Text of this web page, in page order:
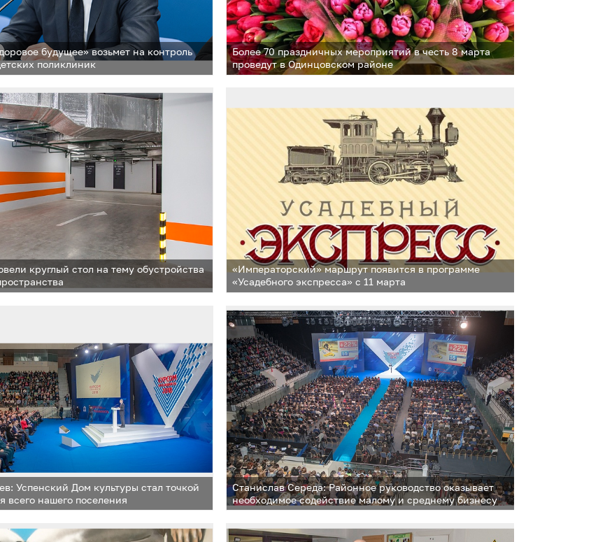
будущее» возьмет на контроль
поликлиник
Более 70 праздничных мероприятий в честь 8 марта
проведут в Одинцовском районе
круглый стол на тему обустройства
«Императорский» маршрут появится в программе
«Усадебного экспресса» с 11 марта
Успенский Дом культуры стал точкой
всего нашего поселения
Станислав Середа: Районное руководство оказывает
необходимое содействие малому и среднему бизнесу